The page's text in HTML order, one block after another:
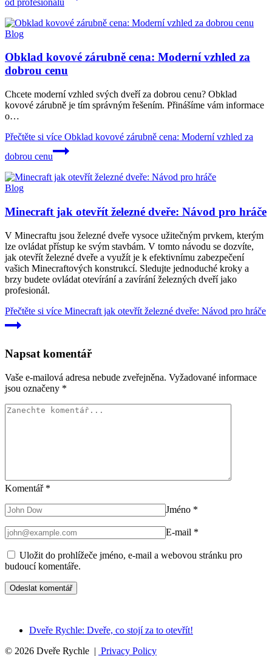
Blog
Obklad kovové zárubně cena: Moderní vzhled za
dobrou cenu
Chcete moderní vzhled svých dveří za dobrou cenu? Obklad
kovové zárubně je tím správným řešením. Přinášíme vám informace
o…
Přečtěte si více Obklad kovové zárubně cena: Moderní vzhled za
dobrou cenu
Blog
Minecraft jak otevřít železné dveře: Návod pro hráče
V Minecraftu jsou železné dveře vysoce užitečným prvkem, kterým
lze ovládat přístup ke svým stavbám. V tomto návodu se dozvíte,
jak otevřít železné dveře a využít je k efektivnímu zabezpečení
vašich Minecraftových konstrukcí. Sledujte jednoduché kroky a
brzy budete ovládat otevírání a zavírání železných dveří jako
profesionál.
Přečtěte si více Minecraft jak otevřít železné dveře: Návod pro hráče
Napsat komentář
Vaše e-mailová adresa nebude zveřejněna. Vyžadované informace
jsou označeny *
Komentář *
Jméno *
E-mail *
Uložit do prohlížeče jméno, e-mail a webovou stránku pro
budoucí komentáře.
Dveře Rychle: Dveře, co stojí za to otevřít!
© 2026 Dveře Rychle | Privacy Policy